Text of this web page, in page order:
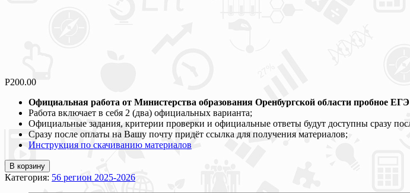
Р200.00
Официальная работа от Министерства образования Оренбургской области пробное ЕГЭ
Работа включает в себя 2 (два) официальных варианта;
Официальные задания, критерии проверки и официальные ответы будут доступны сразу
Сразу после оплаты на Вашу почту придёт ссылка для получения материалов;
Инструкция по скачиванию материалов
В корзину
Категория: 56 регион 2025-2026